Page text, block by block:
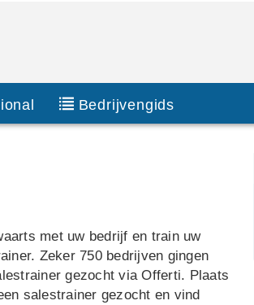
Bedrijvengids
met uw bedrijf en train uw
Zeker 750 bedrijven gingen
gezocht via Offerti. Plaats
salestrainer gezocht en vind